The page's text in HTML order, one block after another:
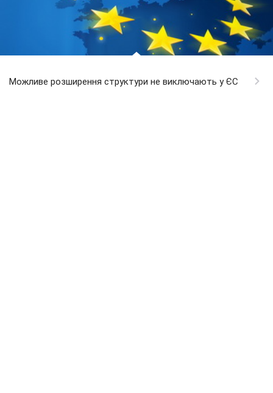
Можливе розширення структури не виключають у ЄС